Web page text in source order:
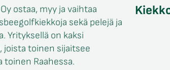
ostaa, myy ja vaihtaa
sekä pelejä ja
Yrityksellä on kaksi
toinen sijaitsee
toinen Raahessa.